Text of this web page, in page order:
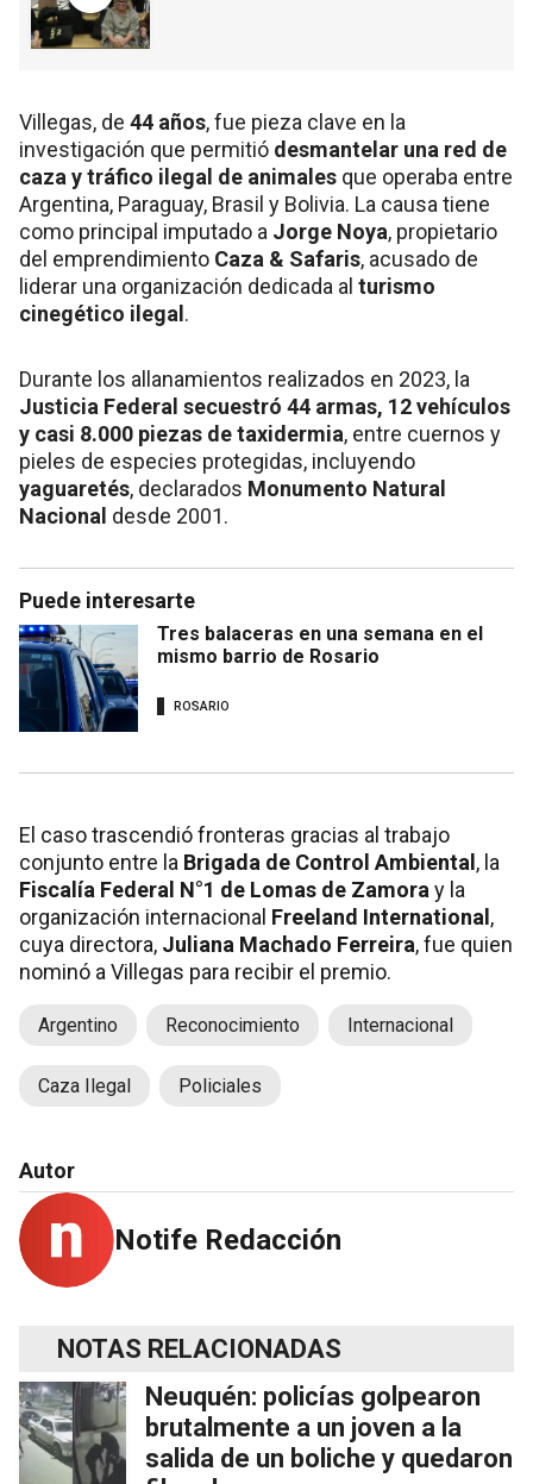
Villegas, de 44 años, fue pieza clave en la
investigación que permitió desmantelar una red de
caza y tráfico ilegal de animales que operaba entre
Argentina, Paraguay, Brasil y Bolivia. La causa tiene
como principal imputado a Jorge Noya, propietario
del emprendimiento Caza & Safaris, acusado de
liderar una organización dedicada al turismo
cinegético ilegal .
Durante los allanamientos realizados en 2023, la
Justicia Federal secuestró 44 armas, 12 vehículos
y casi 8.000 piezas de taxidermia, entre cuernos y
pieles de especies protegidas, incluyendo
yaguaretés, declarados Monumento Natural
Nacional desde 2001.
Puede interesarte
Tres balaceras en una semana en el
mismo barrio de Rosario
ROSARIO
El caso trascendió fronteras gracias al trabajo
conjunto entre la Brigada de Control Ambiental , la
Fiscalía Federal N°1 de Lomas de Zamoray la
organización internacional Freeland International ,
cuya directora, Juliana Machado Ferreira, fue quien
nominó a Villegas para recibir el premio.
Argentino Reconocimiento Internacional
Caza Ilegal Policiales
Autor
Notife Redacción
NOTAS RELACIONADAS
Neuquén: policías golpearon
brutalmente a un joven a la
salida de un boliche y quedaron